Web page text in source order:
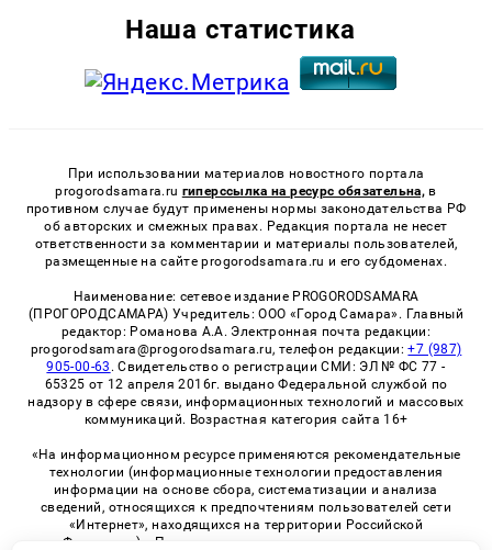
Наша статистика
При использовании материалов новостного портала
progorodsamara.ru гиперссылка на ресурс обязательна, в
противном случае будут применены нормы законодательства РФ
об авторских и смежных правах. Редакция портала не несет
ответственности за комментарии и материалы пользователей,
размещенные на сайте progorodsamara.ru и его субдоменах.
Наименование: сетевое издание PROGORODSAMARA
(ПРОГОРОДСАМАРА) Учредитель: ООО «Город Самара». Главный
редактор: Романова А.А. Электронная почта редакции:
progorodsamara@progorodsamara.ru, телефон редакции:+7 (987)
905-00-63 . Свидетельство о регистрации СМИ: ЭЛ № ФС 77 -
65325 от 12 апреля 2016г. выдано Федеральной службой по
надзору в сфере связи, информационных технологий и массовых
коммуникаций. Возрастная категория сайта 16+
«На информационном ресурсе применяются рекомендательные
технологии (информационные технологии предоставления
информации на основе сбора, систематизации и анализа
сведений, относящихся к предпочтениям пользователей сети
«Интернет», находящихся на территории Российской
Федерации)». Правила применения рекомендательных